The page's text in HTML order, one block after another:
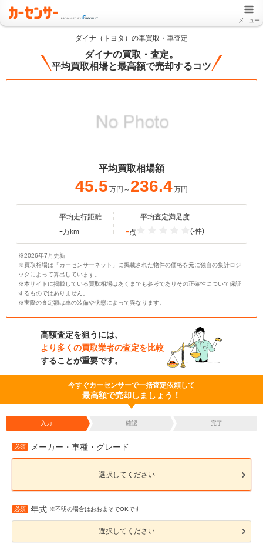
メニュー
ダイナ（トヨタ）の車買取・車査定
ダイナの買取・査定。
平均買取相場と最高額で売却するコツ
平均買取相場額
45.5 万円～ 236.4万円
平均走行距離
-万km
平均査定満足度
-点 (-件)
※2026年7月更新
※買取相場は「カーセンサーネット」に掲載された物件の価格を元に独自の集計ロジ
ックによって算出しています。
※本サイトに掲載している買取相場はあくまでも参考でありその正確性について保証
するものではありません。
※実際の査定額は車の装備や状態によって異なります。
高額査定を狙うには、
より多くの買取業者の査定を比較
することが重要です。
今すぐカーセンサーで一括査定依頼して
最高額で売却しましょう！
入力 確認 完了
必須 メーカー・車種・グレード
選択してください
必須 年式 ※不明の場合はおおよそでOKです
選択してください